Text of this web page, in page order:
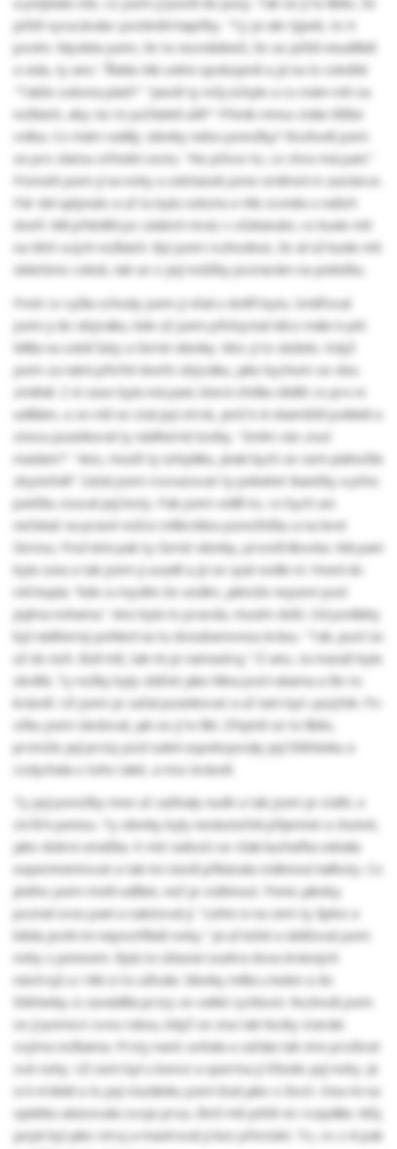
ještě vycucávala i poslední kapičky. "Ty jsi ale týpek, to ti
povím. Myslela jsem, že to nezvládneš, že se ještě neuděláš
a vida, ty ano." Řekla Viki velmi spokojeně a já na to odvětil:
"Takže sobota platí?" "Jasně ty můj úchyle a co mám mít na
nožkách, aby sis to pořádně užil?" Přede mnou stála těžká
volba. Co mám raději, silonky nebo ponožky? Rozhodl jsem
se pro zlatou střední cestu. "No přece to, co chce má paní."
Pomohl jsem jí na nohy a odcházeli jsme směrem k zastávce.
Pár dní uplynulo a už tu byla sobota a Viki zvonila u našich
dveří. Mě přeběhl po zádech mráz v očekávání, co bude mít
na těch svých nožkách. Byl jsem rozhodnut, že ať už bude mít
oblečeno cokoli, tak se o její nožičky postarám na jedničku.
Poté co vyšla schody jsem jí vítal u dvěří bytu. Směřoval
jsem ji do obýváku, kde už jsem přichystal něco málo k pití.
Měla na sobě šaty a černé silonky. Moc jí to slušelo. Když
jsem za námi přivřel dveře obýváku, jako bychom se oba
změnili. Z ní zase byla má paní, která chtěla vědět co pro ni
udělám, a ze mě se stal její otrok, jenž k ní okamžitě poklekl a
znovu pusinkoval ty nádherné botky. "Smím vás zout
madam?" "Ano, musíš ty úchyláku, jinak bych se sem plahočila
zbytečně!" Začal jsem rozvazovat ty pekelné tkaničky a přes
patičku zouval její boty. Pak jsem viděl to, co bych asi
nečekal: na pravé nožce měla bílou ponožtičku a na levé
černou. Pod nimi pak ty černé silonky, prostě libovka. Má paní
byla zuta a tak jsem ji usadil a já se cpal vedle ní. Hned do
mě kopla; "kde si myslím že sedím, jaktože nejsem pod
jejíma nohama." Ano byla to pravda, musím dolů. Od podlahy
byl nádherný pohled na tu dvoubarevnou krásu. "Tak, pusť se
už do nich. Bolí mě, tak mi je namasíruj." Ó ano, ta masáž byla
skvělá. Ty nožky byly vláčné jako hlína pod rukama a šlo to
krásně. Už jsem je začal pusinkovat a už tam byl i jazýček. Po
očku jsem sledoval, jak se jí to líbí. Zřejmě se to líbilo,
protože její prsty pod sukní uspokojovaly její štěrbinku a
vzdychala u toho také, a moc krásně.
Ty její ponožky mne už začínaly nudit a tak jsem je stáhl, a
strčil k penisu. Ty silonky byly neskutečně příjemné a chutné,
jako dobrá omáčka. K mé radosti se však kuchařka nebála
experimentovat a tak mi rázně přikázala stáhnout kalhoty. Co
jiného jsem mohl udělat, než je stáhnout. Penis jakoby
poznal svou paní a salutoval jí. "Lehni si na zem ty špíno a
běda jestli mi nepostříkáš nohy." Já už ležel a sbližoval jsem
nohy s penisem. Byla to úžasná souhra dvou krásných
nástrojů a i Viki si to užívala. Silonky měla u kolen a do
štěrbinky si zaváděla prsty ve velké rychlosti. Rozhodl jsem
se jí pomoct svou rukou, když se ona tak hezky starala
svýma nožkama. Prsty navíc uvítala a začala tak více prožívat
své nohy. Už sem byl u konce a sperma jí třísnilo její nohy. Já
si k ní klekl a tu její studánku jsem lízal jako o život. Ona mi na
oplátku ukázovala svoje prsa, čímž mě ještě víc rozpálila. Můj
jazyk byl jako stroj a masíroval ji bez přestání. To, co z ní pak